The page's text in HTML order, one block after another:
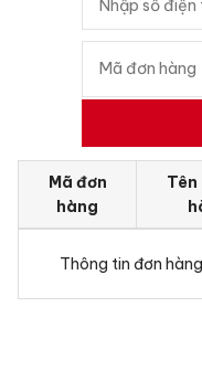
Mã đơn
hàng
Tên
Thông tin đơn